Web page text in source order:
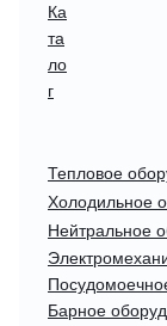
Ка
та
ло
г
Тепловое
Холодильное
Нейтральное
Барное